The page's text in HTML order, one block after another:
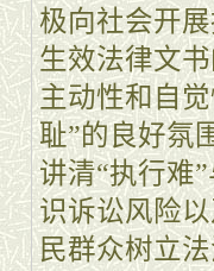
极向社会开
生效法律文
主动性和自
耻”的良好氛
讲清“执行难
识诉讼风险
民群众树立